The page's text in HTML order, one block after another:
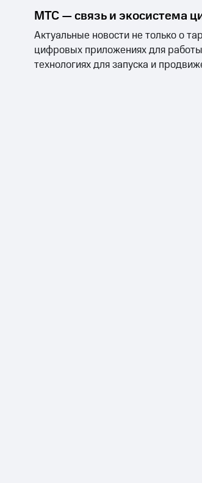
МТС — связь и экосистема
Актуальные новости не только о
цифровых приложениях для
технологиях для запуска и